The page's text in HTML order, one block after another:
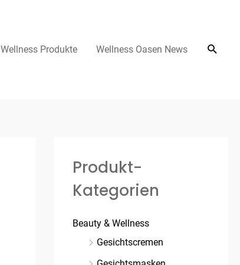
Wellness Produkte Wellness Oasen News
Produkt-
Kategorien
Beauty & Wellness
Gesichtscremen